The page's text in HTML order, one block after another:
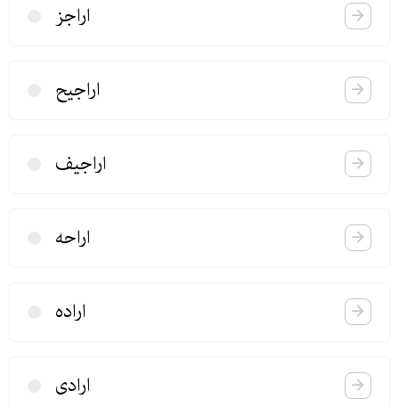
اراجز
اراجیح
اراجیف
اراحه
اراده
ارادی